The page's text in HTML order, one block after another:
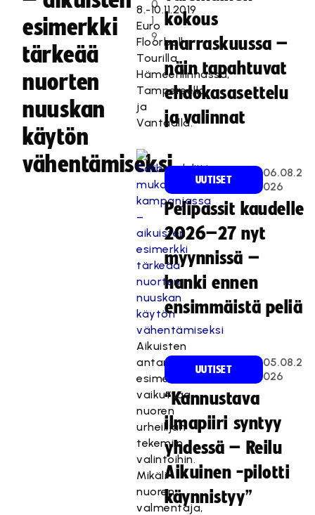
esimerkki
tärkeää
nuorten
nuuskan
käytön
vähentämiseksi
0
1
9
8.-10.11.2019
Euro
Floorball
Tourilla
Hämeenlinnassa,
Tampereella
ja
Vantaalla.
Aikuisten
antama
esimerkki
vaikuttaa
nuoren
urheilijan
tekemiin
valintoihin.
Mikäli
nuoren
valmentaja,
kokous
marraskuussa –
näin tapahtuvat
ehdokasasettelu
ja valinnat
UUTISET
06.08.2
026
Pelipassit kaudelle
2026–27 nyt
myynnissä –
hanki ennen
ensimmäistä peliä
UUTISET
05.08.2
026
“Kannustava
ilmapiiri syntyy
yhdessä – Reilu
Aikuinen -pilotti
käynnistyy”